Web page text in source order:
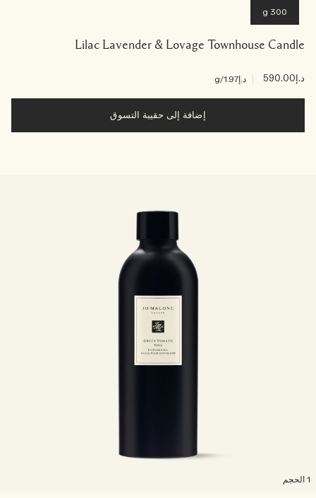
300 g
Lilac Lavender & Lovage Townhouse Candle
د.إ590.00 د.إ1.97 /g
إضافة إلى حقيبة التسوق